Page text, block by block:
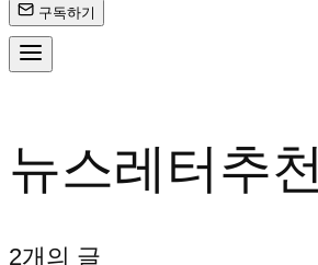
구독하기
텐
츠
로
뉴스레터추천
2개의 글